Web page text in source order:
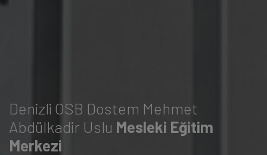
Denizli OSB Dostem Mehmet
Abdülkadir Uslu Mesleki Eğitim
Merkezi